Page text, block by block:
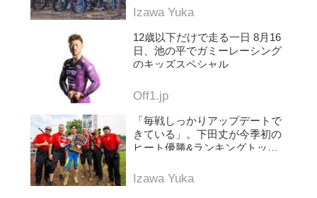
Izawa Yuka
12歳以下だけで走る一日 8月16
日、池の平でガミーレーシング
のキッズスペシャル
Off1.jp
「毎戦しっかりアップデートで
きている」。下田丈が今季初の
ヒート優勝&ランキングトップ
5戦レッドバッド
Izawa Yuka